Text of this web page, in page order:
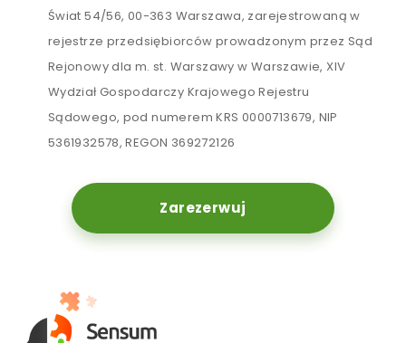
Świat 54/56, 00-363 Warszawa, zarejestrowaną w
rejestrze przedsiębiorców prowadzonym przez Sąd
Rejonowy dla m. st. Warszawy w Warszawie, XIV
Wydział Gospodarczy Krajowego Rejestru
Sądowego, pod numerem KRS 0000713679, NIP
5361932578, REGON 369272126
Zarezerwuj